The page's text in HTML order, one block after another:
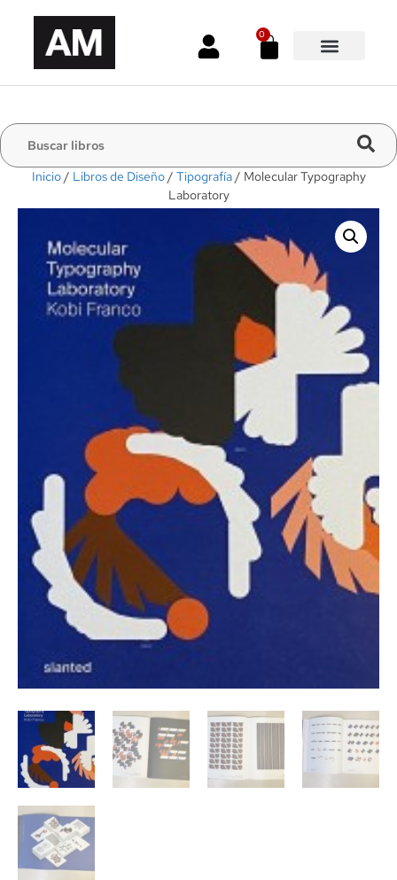
0
Inicio/ Libros de Diseño/ Tipografía/ Molecular Typography
Laboratory